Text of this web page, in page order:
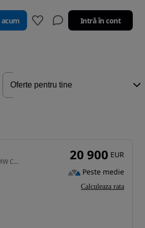
Intră în cont
1995 cm3 • 190 CP • BMW X3, primul proprietar, cumparata si intretinuta AutoBMW Cobalcescu 20 900 EUR
Peste medie
Calculeaza rata